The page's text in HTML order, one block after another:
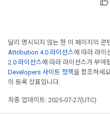
달리 명시되지 않는 한 이 페이지의 콘
Attribution 4.0 라이선스에 따라 라이
2.0 라이선스에 따라 라이선스가 부여
Developers 사이트 정책을 참조하세
의 등록 상표입니다.
최종 업데이트: 2025-07-27(UTC)